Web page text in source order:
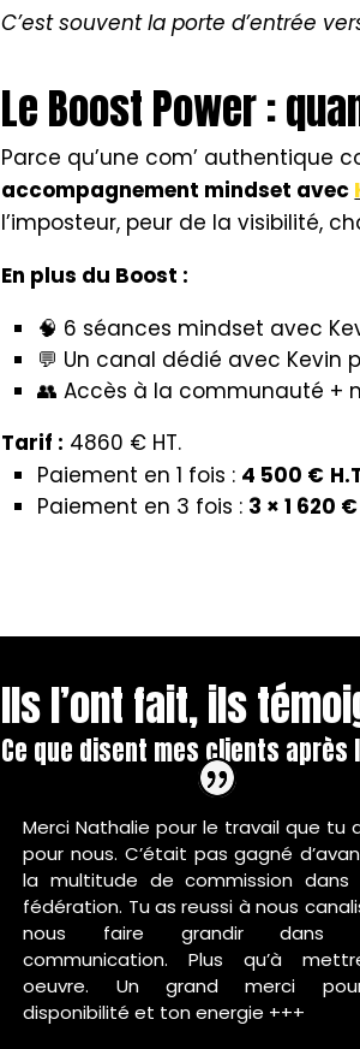
C’est souvent la porte d’entrée
Le Boost Power :
Parce qu’une com’ authentique
accompagnement mindset avec
l’imposteur, peur de la visibilité,
En plus du Boost :
🧠 6 séances mindset avec
💬 Un canal dédié avec Kevin
👥 Accès à la communauté +
Tarif : 4860 € HT.
Paiement en 1 fois : 4 500 €
Paiement en 3 fois : 3 × 1 620
Ils l’ont fait, ils
Ce que disent mes clients après
Merci Nathalie pour le travail que tu
pour nous. C’était pas gagné
la multitude de commission dans
fédération. Tu as reussi à nous
nous faire grandir dans
communication. Plus qu’à
oeuvre. Un grand merci
disponibilité et ton energie +++